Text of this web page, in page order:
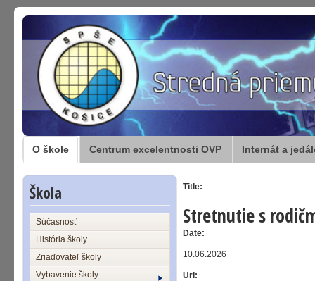
O škole Centrum excelentnosti OVP Internát a
Škola
Súčasnosť
História školy
Zriaďovateľ školy
Vybavenie školy
Title:
Stretnutie s
Date:
10.06.2026
Url: